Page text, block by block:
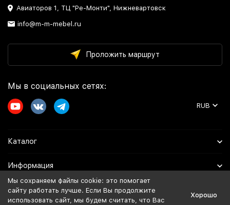
Авиаторов 1, ТЦ "Ре-Монти", Нижневартовск
info@m-m-mebel.ru
Проложить маршрут
Мы в социальных сетях:
RUB
Каталог
Информация
Помощь
Мы сохраняем файлы cookie: это помогает
сайту работать лучше. Если Вы продолжите
использовать сайт, мы будем считать, что Вас
Хорошо